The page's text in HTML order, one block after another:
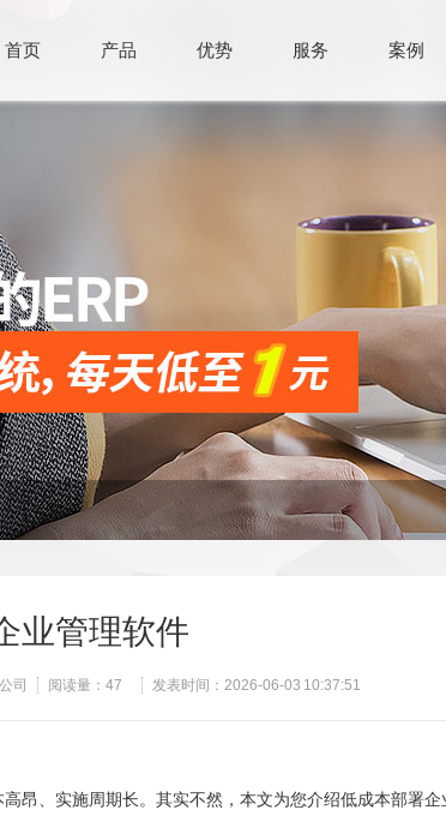
首页 产品 优势 服务 案例
业管理软件
司 阅读量： 47 发表时间：2026-06-03 10:37:51
昂、实施周期长。其实不然，本文为您介绍低成本部署